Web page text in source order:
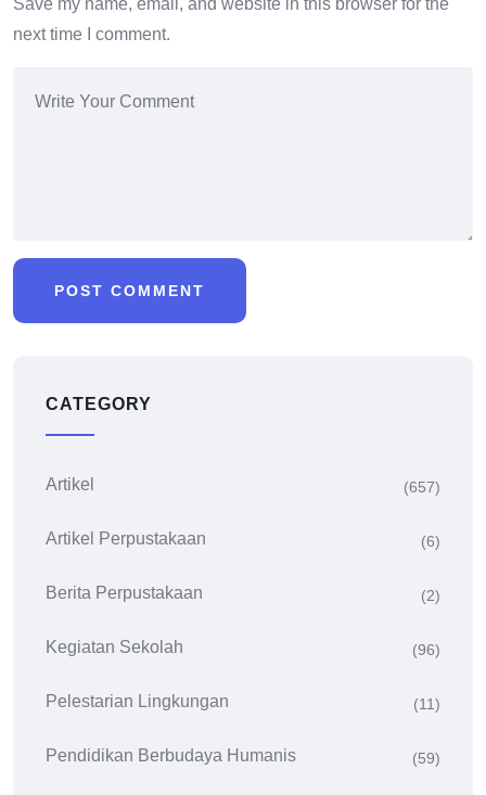
next time I comment.
CATEGORY
Artikel (657)
Artikel Perpustakaan (6)
Berita Perpustakaan (2)
Kegiatan Sekolah (96)
Pelestarian Lingkungan (11)
Pendidikan Berbudaya Humanis (59)